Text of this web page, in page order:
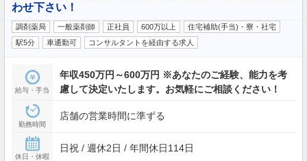
わせ下さい！
調剤薬局 一般薬剤師 正社員 600万以上
住宅補助(手当)・寮・社宅
駅5分
車通勤可 コンサルタントを経由する求人
給与・手当
年収450万円～600万円 ※あなたのご経験、能力を考
慮して決定いたします。お気軽にご相談ください！
勤務時間
店舗の営業時間に準ずる
休日・休暇
日祝 / 週休2日 / 年間休日114日